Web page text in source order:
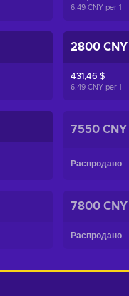
6.49 CNY per 1
2800 CNY
431,46 $
6.49 CNY per 1
7550 CNY
Распродано
7800 CNY
Распродано